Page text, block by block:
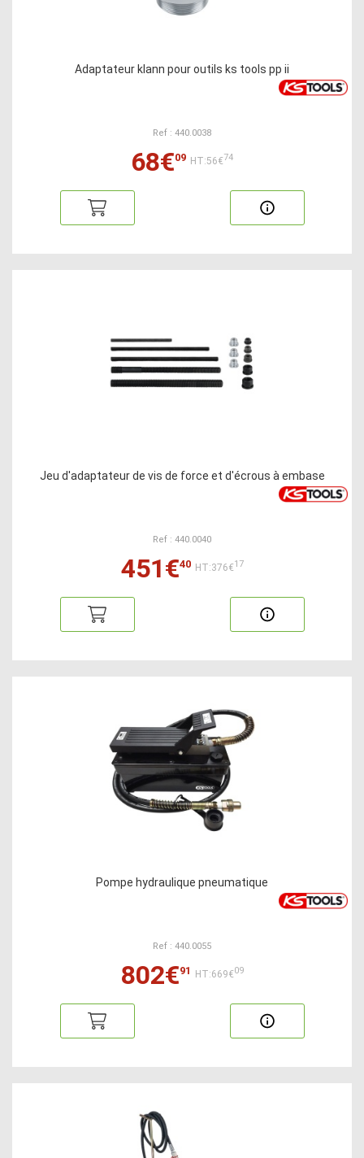
Adaptateur klann pour outils ks tools pp ii
Ref : 440.0038
68€09 HT:56€74
Jeu d'adaptateur de vis de force et d'écrous à embase
Ref : 440.0040
451€40 HT:376€17
Pompe hydraulique pneumatique
Ref : 440.0055
802€91 HT:669€09